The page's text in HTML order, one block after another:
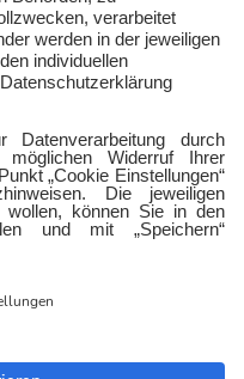
Cookies